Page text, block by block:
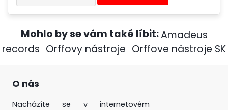
Mohlo by se vám také líbit:Amadeus
records Orffovy nástroje Orffove nástroje SK
O nás
Nacházíte se v internetovém